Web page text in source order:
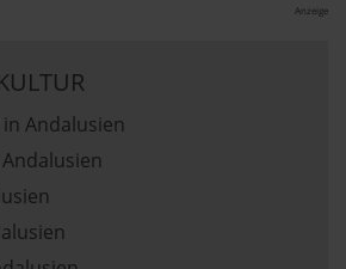
Anzeige
Andalusien